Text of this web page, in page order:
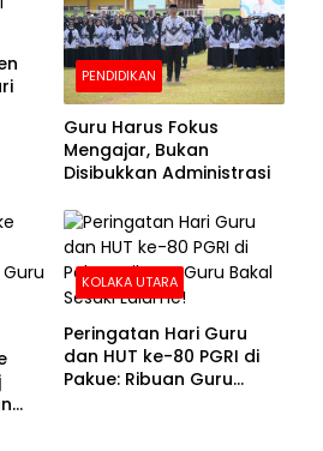
PENDIDIKAN
Guru Harus Fokus
Mengajar, Bukan
Disibukkan Administrasi
KOLAKA UTARA
Peringatan Hari Guru
dan HUT ke-80 PGRI di
Pakue: Ribuan Guru